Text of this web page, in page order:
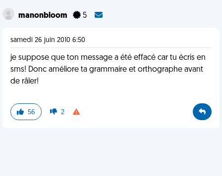
manonbloom 5
samedi 26 juin 2010 6:50
je suppose que ton message a été effacé car tu écris en
sms! Donc améliore ta grammaire et orthographe avant
de râler!
56 2